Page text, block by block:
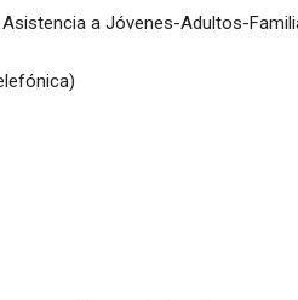
Asistencia a Jóvenes-Adultos-